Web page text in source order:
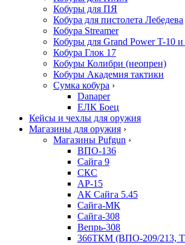
Кобуры для ПЯ
Кобура для пистолета Лебедева
Кобура Streamer
Кобуры для Grand Power T-10
Кобура Глок 17
Кобуры Колибри (неопрен)
Кобуры Академия тактики
Сумка кобура ›
Danaper
ЕЛК Боец
Кейсы и чехлы для оружия
Магазины для оружия ›
Магазины Pufgun ›
ВПО-136
Сайга 9
СКС
АР-15
АК Сайга 5.45
Сайга-МК
Сайга-308
Вепрь-308
366ТКМ (ВПО-209/213,